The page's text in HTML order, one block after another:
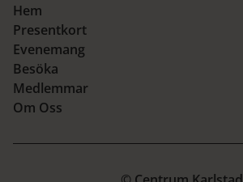
Hem
Presentkort
Evenemang
Besöka
Medlemmar
Om Oss